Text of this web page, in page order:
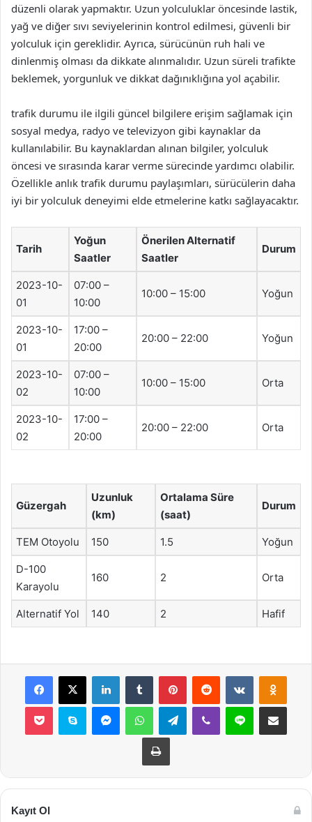
düzenli olarak yapmaktır. Uzun yolculuklar öncesinde lastik,
yağ ve diğer sıvı seviyelerinin kontrol edilmesi, güvenli bir
yolculuk için gereklidir. Ayrıca, sürücünün ruh hali ve
dinlenmiş olması da dikkate alınmalıdır. Uzun süreli trafikte
beklemek, yorgunluk ve dikkat dağınıklığına yol açabilir.
trafik durumu ile ilgili güncel bilgilere erişim sağlamak için
sosyal medya, radyo ve televizyon gibi kaynaklar da
kullanılabilir. Bu kaynaklardan alınan bilgiler, yolculuk
öncesi ve sırasında karar verme sürecinde yardımcı olabilir.
Özellikle anlık trafik durumu paylaşımları, sürücülerin daha
iyi bir yolculuk deneyimi elde etmelerine katkı sağlayacaktır.
Tarih
Yoğun
Saatler
Önerilen Alternatif
Saatler
Durum
2023-10-
01
07:00 –
10:00
10:00 – 15:00 Yoğun
2023-10-
01
17:00 –
20:00
20:00 – 22:00 Yoğun
2023-10-
02
07:00 –
10:00
10:00 – 15:00 Orta
2023-10-
02
17:00 –
20:00
20:00 – 22:00 Orta
Güzergah
Uzunluk
(km)
Ortalama Süre
(saat)
Durum
TEM Otoyolu 150 1.5 Yoğun
D-100
Karayolu
160 2 Orta
Alternatif Yol 140 2 Hafif
Facebook
X LinkedInTumblr PinterestReddit VKontakte
Pocket Skype MessengerWhatsAppTelegramViber Line E-Posta ile
Yazdır
Kayıt Ol